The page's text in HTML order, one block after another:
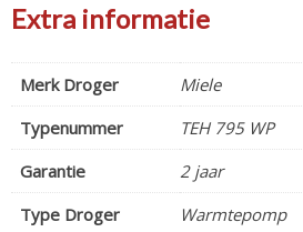
Extra informatie
Merk Droger
Miele
Typenummer
TEH 795 WP
Garantie
2 jaar
Type Droger
Warmtepomp